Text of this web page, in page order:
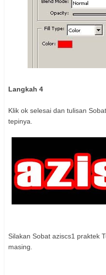
Langkah 4
Klik ok selesai dan tulisan
tepinya.
Silakan Sobat aziscs1 praktek
masing.